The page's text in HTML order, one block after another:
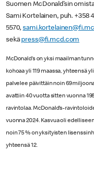
Suomen McDonald’sin
Sami Kortelainen, puh. +358
5570,
sekä press@fi.mcd.com
McDonald’s on yksi maailman
kohoaa yli 119 maassa, yhteensä
palvelee päivittäin noin 69
avattiin 40 vuotta sitten vuonna
ravintolaa. McDonald’s-
vuonna 2024. Kasvua oli
noin 75 % on yksityisten
yhteensä 12.